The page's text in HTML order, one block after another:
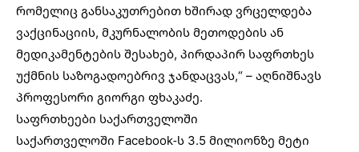
რომელიც განსაკუთრებით ხშირად ვრცელდება
ვაქცინაციის, მკურნალობის მეთოდების ან
მედიკამენტების შესახებ, პირდაპირ საფრთხეს
უქმნის საზოგადოებრივ ჯანდაცვას,“ – აღნიშნავს
პროფესორი გიორგი ფხაკაძე.
საფრთხეები საქართველოში
საქართველოში Facebook-ს 3.5 მილიონზე მეტი